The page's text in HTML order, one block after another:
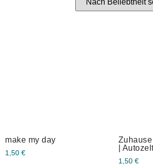
make my day
1,50 €
|
1,50 €